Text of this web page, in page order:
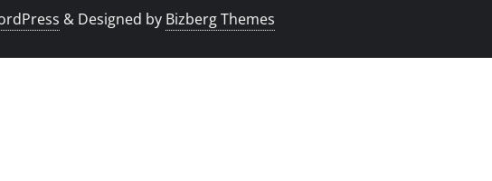
& Designed by Bizberg Themes